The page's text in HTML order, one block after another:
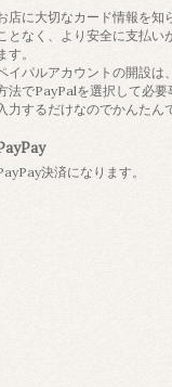
店に大切なカード情報を知
となく、より安全に支払い
す。
イパルアカウントの開設は
法でPayPalを選択して必要
力するだけなのでかんたん
決済になります。